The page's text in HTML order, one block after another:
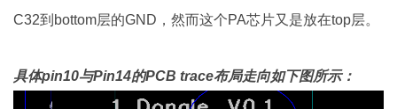
C32到bottom层的GND，然而这个PA芯片又是放在top层。
具体pin10与Pin14的PCB trace布局走向如下图所示：